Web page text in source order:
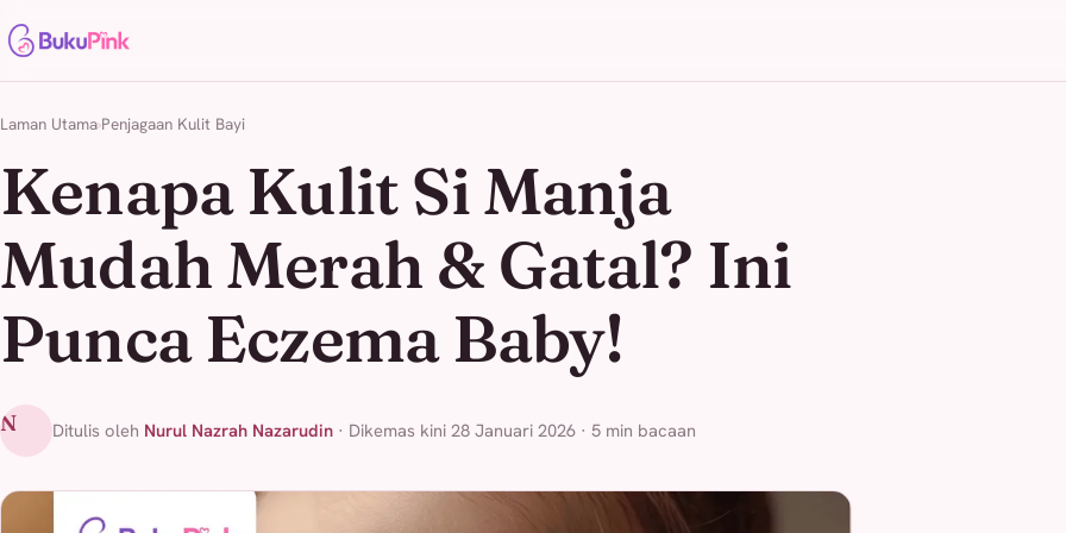
Laman Utama Penjagaan Kulit Bayi
Kenapa Kulit Si Manja
Mudah Merah & Gatal? Ini
Punca Eczema Baby!
N Ditulis oleh Nurul Nazrah Nazarudin · Dikemas kini 28 Januari 2026 · 5 min bacaan